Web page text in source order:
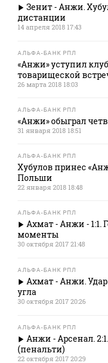
Зенит - Анжи.
дистанции
14 апреля 2018 17:43
АЛЬФА-БАНК РПЛ
«Анжи» уступил
товарищеской
26 марта 2018 18:03
АЛЬФА-БАНК РПЛ
«Анжи» обыграл
31 января 2018 18:51
АЛЬФА-БАНК РПЛ
Хубулов принес
Польши
22 января 2018 18:48
АЛЬФА-БАНК РПЛ
Ахмат - Анжи - 1:1.
моменты
30 октября 2017 21:48
АЛЬФА-БАНК РПЛ
Ахмат - Анжи. Удар
угла
30 октября 2017 20:26
АЛЬФА-БАНК РПЛ
Анжи - Арсенал.
(пенальти)
22 октября 2017 20:29